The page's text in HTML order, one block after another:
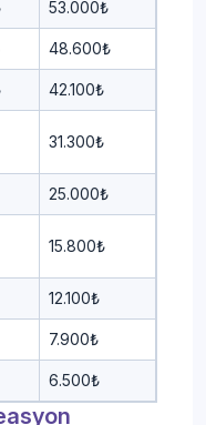
53.000₺
48.600₺
42.100₺
31.300₺
25.000₺
15.800₺
12.100₺
7.900₺
6.500₺